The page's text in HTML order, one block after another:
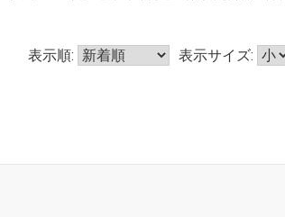
表示順: 表示サイズ: